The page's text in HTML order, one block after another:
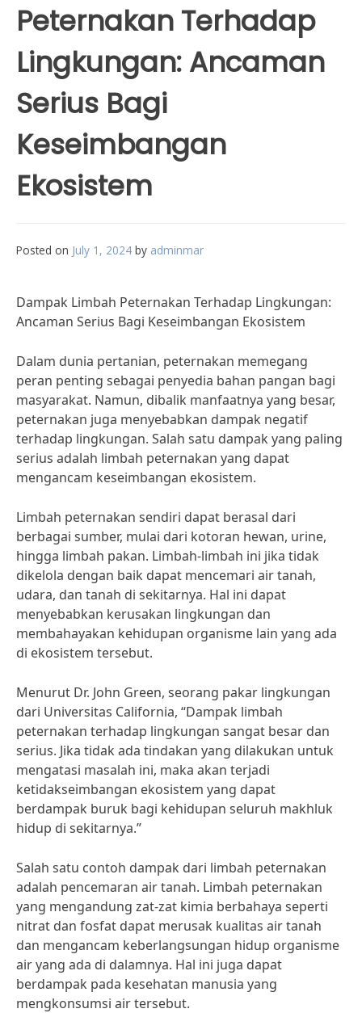
Peternakan Terhadap
Lingkungan: Ancaman
Serius Bagi
Keseimbangan
Ekosistem
Posted on July 1, 2024 by adminmar
Dampak Limbah Peternakan Terhadap Lingkungan:
Ancaman Serius Bagi Keseimbangan Ekosistem
Dalam dunia pertanian, peternakan memegang
peran penting sebagai penyedia bahan pangan bagi
masyarakat. Namun, dibalik manfaatnya yang besar,
peternakan juga menyebabkan dampak negatif
terhadap lingkungan. Salah satu dampak yang paling
serius adalah limbah peternakan yang dapat
mengancam keseimbangan ekosistem.
Limbah peternakan sendiri dapat berasal dari
berbagai sumber, mulai dari kotoran hewan, urine,
hingga limbah pakan. Limbah-limbah ini jika tidak
dikelola dengan baik dapat mencemari air tanah,
udara, dan tanah di sekitarnya. Hal ini dapat
menyebabkan kerusakan lingkungan dan
membahayakan kehidupan organisme lain yang ada
di ekosistem tersebut.
Menurut Dr. John Green, seorang pakar lingkungan
dari Universitas California, “Dampak limbah
peternakan terhadap lingkungan sangat besar dan
serius. Jika tidak ada tindakan yang dilakukan untuk
mengatasi masalah ini, maka akan terjadi
ketidakseimbangan ekosistem yang dapat
berdampak buruk bagi kehidupan seluruh makhluk
hidup di sekitarnya.”
Salah satu contoh dampak dari limbah peternakan
adalah pencemaran air tanah. Limbah peternakan
yang mengandung zat-zat kimia berbahaya seperti
nitrat dan fosfat dapat merusak kualitas air tanah
dan mengancam keberlangsungan hidup organisme
air yang ada di dalamnya. Hal ini juga dapat
berdampak pada kesehatan manusia yang
mengkonsumsi air tersebut.